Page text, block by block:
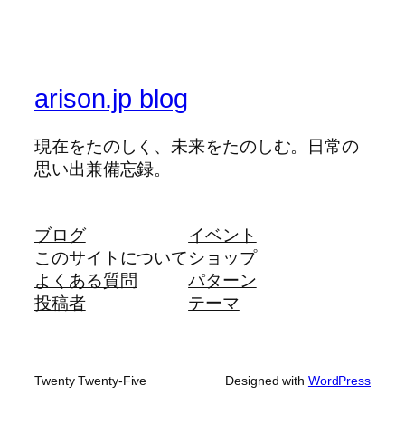
arison.jp blog
現在をたのしく、未来をたのしむ。日常の
思い出兼備忘録。
ブログ
このサイトについて
よくある質問
投稿者
イベント
ショップ
パターン
テーマ
Twenty Twenty-Five Designed with WordPress